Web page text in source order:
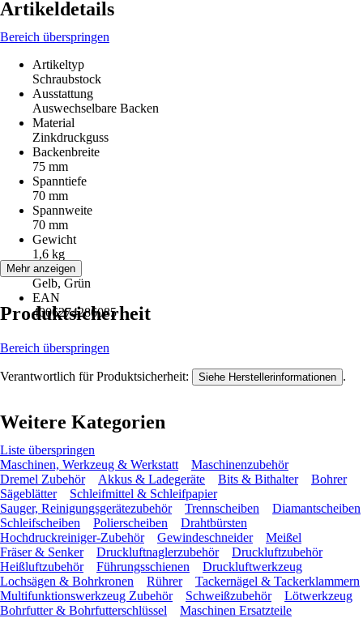
Artikeldetails
Bereich überspringen
Artikeltyp
Schraubstock
Ausstattung
Auswechselbare Backen
Material
Zinkdruckguss
Backenbreite
75 mm
Spanntiefe
70 mm
Spannweite
70 mm
Gewicht
1,6 kg
Farbton
Gelb, Grün
EAN
4006274286085
Mehr anzeigen
Produktsicherheit
Bereich überspringen
Verantwortlich für Produktsicherheit: Siehe Herstellerinformationen .
Weitere Kategorien
Liste überspringen
Maschinen, Werkzeug & Werkstatt
Maschinenzubehör
Dremel Zubehör
Akkus & Ladegeräte Bits & Bithalter
Bohrer
Sägeblätter
Schleifmittel & Schleifpapier
Sauger, Reinigungsgerätezubehör
Trennscheiben
Diamantscheiben
Schleifscheiben
Polierscheiben
Drahtbürsten
Hochdruckreiniger-Zubehör
Gewindeschneider
Meißel
Fräser & Senker
Druckluftnaglerzubehör
Druckluftzubehör
Heißluftzubehör
Führungsschienen
Druckluftwerkzeug
Lochsägen & Bohrkronen
Rührer
Tackernägel & Tackerklammern
Multifunktionswerkzeug Zubehör
Schweißzubehör
Lötwerkzeug
Bohrfutter & Bohrfutterschlüssel
Maschinen Ersatzteile